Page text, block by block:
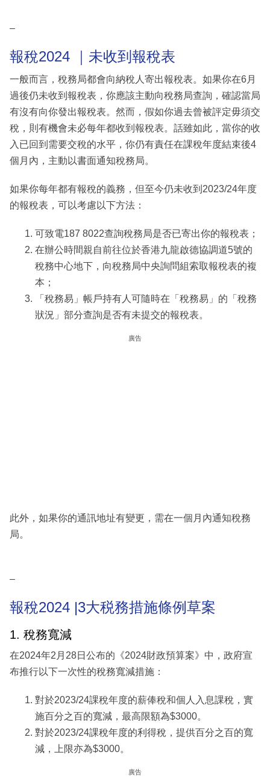
–
報稅2024 ｜未收到報稅表
一般而言，稅務局都會向納稅人寄出報稅表。如果你在6月
過後仍未收到報稅表，你應該主動向稅務局查詢，確認當局
有沒有向你發出報稅表。然而，假如你過去曾被評定毋須交
稅，則有機會未必每年都收到報稅表。話雖如此，當你的收
入已回到需要交稅的水平，你仍有責任在課稅年度結束後4
個月內，主動以書面通知稅務局。
如果你每年都有報稅的義務，但至今仍未收到2023/24年度
的報稅表，可以考慮以下方法：
可致電187 8022查詢稅務局是否已寄出你的報稅表；
在辦公時間親自前往位於香港九龍啟德協調道5號的
稅務中心地下，向稅務局中央詢問組索取報稅表的複
本；
「稅務易」帳戶持有人可隨時在「稅務易」的「稅務
狀況」部分查詢是否有未提交的報稅表。
廣告
此外，如果你的通訊地址有變更，需在一個月內通知稅務
局。
–
報稅2024 |3大税務措施條例草案
1. 稅務寬減
在2024年2月28日公布的《2024財政預算案》中，政府宣
布推行以下一次性的稅務寬減措施：
對於2023/24課稅年度的薪俸稅和個人入息課稅，實
施百分之百的寬減，最高限額為$3000。
對於2023/24課稅年度的利得稅，提供百分之百的寬
減，上限亦為$3000。
廣告